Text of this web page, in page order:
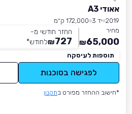
אאודי A3
2019 יד 3
172,000 ק״מ
מחיר
65,000
₪
החזר חודשי מ-
727
₪לחודש*
תוספות לעיסקה
לפגישה בסוכנות
*חישוב ההחזר מפורט בתקנון